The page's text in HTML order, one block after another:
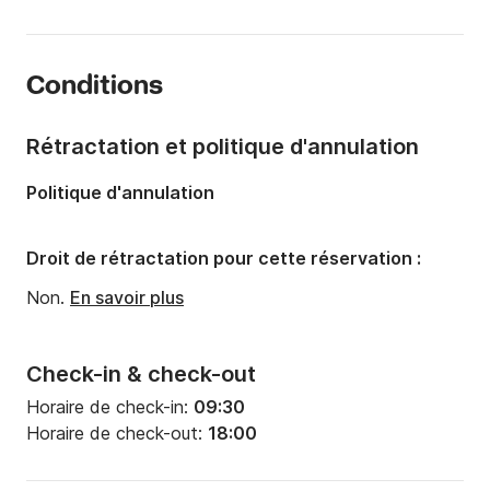
Capacité à bord:
Conditions
Check-in & check-out
Horaire de check-in: 09:30
Horaire de check-out: 18:00
Rétractation et politique d'annulation
Politique d'annulation
Droit de rétractation pour cette réservation :
Non. En savoir plus